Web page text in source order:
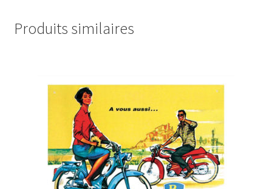
Produits similaires